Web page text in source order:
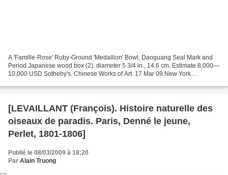
A 'Famille-Rose' Ruby-Ground 'Medallion' Bowl, Daoguang Seal Mark and
Period Japanese wood box (2). diameter 5 3/4 in., 14.6 cm. Estimate 8,000—
10,000 USD Sotheby's. Chinese Works of Art. 17 Mar 09.New York
[LEVAILLANT (François). Histoire naturelle des
oiseaux de paradis. Paris, Denné le jeune,
Perlet, 1801-1806]
Publié le 08/03/2009 à 18:20
Par Alain Truong